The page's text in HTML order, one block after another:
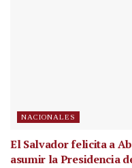
NACIONALES
El Salvador felicita a
asumir la Presidencia